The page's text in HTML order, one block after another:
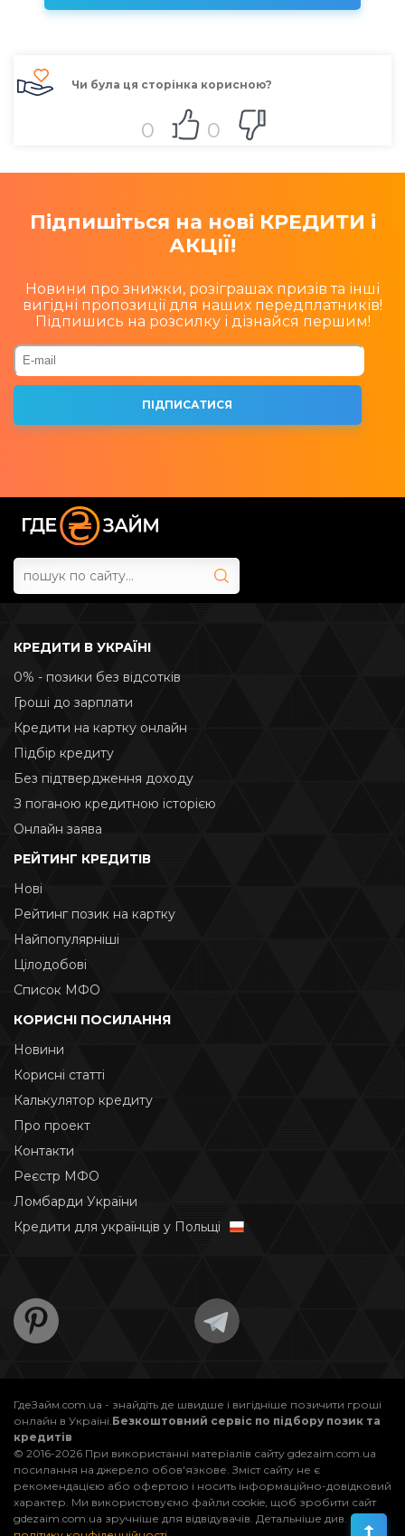
Чи була ця сторінка корисною?
0 0
Підпишіться на нові КРЕДИТИ і
АКЦІЇ!
Новини про знижки, розіграшах призів та інші
вигідні пропозиції для наших передплатників!
Підпишись на розсилку і дізнайся першим!
КРЕДИТИ В УКРАЇНІ
0% - позики без відсотків
Гроші до зарплати
Кредити на картку онлайн
Підбір кредиту
Без підтвердження доходу
З поганою кредитною історією
Онлайн заява
РЕЙТИНГ КРЕДИТІВ
Нові
Рейтинг позик на картку
Найпопулярніші
Цілодобові
Список МФО
КОРИСНІ ПОСИЛАННЯ
Новини
Корисні статті
Калькулятор кредиту
Про проект
Контакти
Реєстр МФО
Ломбарди України
Кредити для українців у Польщі
ГдеЗайм.com.ua - знайдіть де швидше і вигідніше позичити гроші
онлайн в Україні.Безкоштовний сервіс по підбору позик та
кредитів
© 2016-2026 При використанні матеріалів сайту gdezaim.com.ua
посилання на джерело обов'язкове. Зміст сайту не є
рекомендацією або офертою і носить інформаційно-довідковий
характер. Ми використовуємо файли cookie, щоб зробити сайт
gdezaim.com.ua зручніше для відвідувачів. Детальніше див.